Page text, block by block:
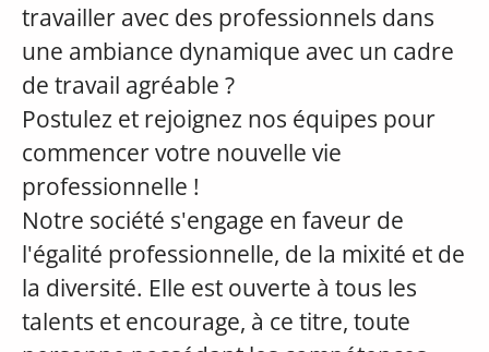
travailler avec des professionnels dans
une ambiance dynamique avec un cadre
de travail agréable ?
Postulez et rejoignez nos équipes pour
commencer votre nouvelle vie
professionnelle !
Notre société s'engage en faveur de
l'égalité professionnelle, de la mixité et de
la diversité. Elle est ouverte à tous les
talents et encourage, à ce titre, toute